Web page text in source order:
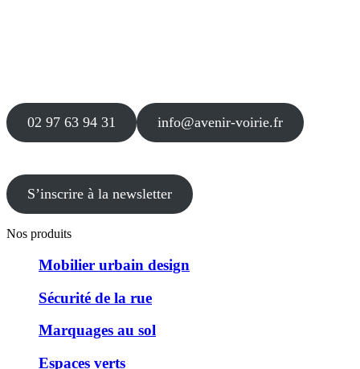
02 97 63 94 31 info@avenir-voirie.fr
S’inscrire à la newsletter
Nos produits
Mobilier urbain design
Sécurité de la rue
Marquages au sol
Espaces verts